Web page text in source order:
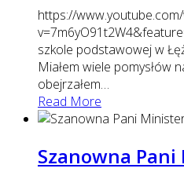
https://
szkole podstawowej w
Miałem wiele pomysłów
obejrzałem…
Read More
Szanowna